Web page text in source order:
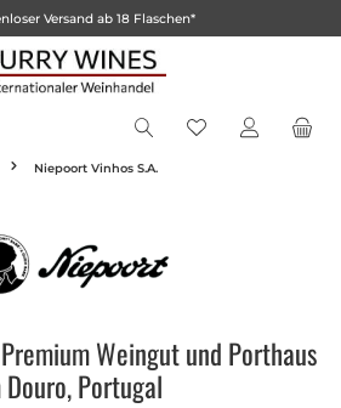
Versand ab 18 Flaschen*
Niepoort Vinhos S.A.
Weingut und Porthaus
Portugal